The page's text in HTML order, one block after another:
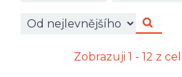
Zobrazuji 1 - 12 z